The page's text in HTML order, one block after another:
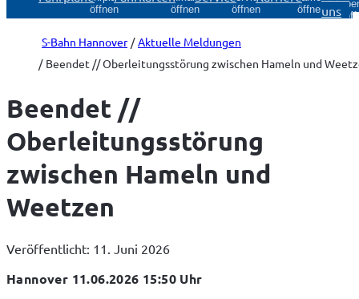
öffnen
öffnen
öffnen
öffnenuns
S-Bahn Hannover
Aktuelle Meldungen
Beendet // Oberleitungsstörung zwischen Hameln und
Beendet //
Oberleitungsstörung
zwischen Hameln und
Weetzen
Veröffentlicht: 11. Juni 2026
Hannover 11.06.2026 15:50 Uhr